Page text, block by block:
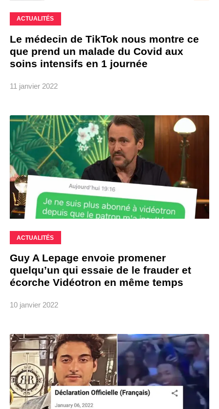
ACTUALITÉS
Le médecin de TikTok nous montre ce
que prend un malade du Covid aux
soins intensifs en 1 journée
11 janvier 2022
ACTUALITÉS
Guy A Lepage envoie promener
quelqu’un qui essaie de le frauder et
écorche Vidéotron en même temps
10 janvier 2022